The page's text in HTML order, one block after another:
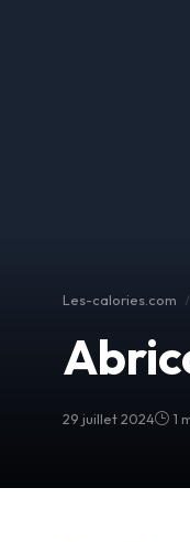
Les-calories.com
29 juillet 2024 1